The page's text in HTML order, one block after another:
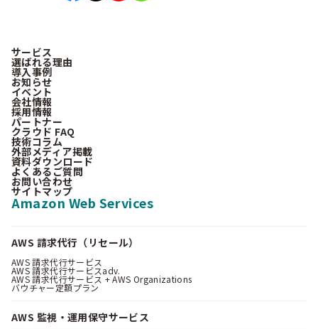
サービス
選ばれる理由
導入事例
お知らせ
イベント
会社情報
採用情報
パートナー
クラウド FAQ
技術コラム
外部メディア掲載
資料ダウンロード
よくあるご質問
お問い合わせ
サイトマップ
Amazon Web Services
AWS 請求代行（リセール）
AWS 請求代行サービス
AWS 請求代行サービスadv.
AWS 請求代行サービス + AWS Organizations
バウチャー定額プラン
AWS 監視・運用保守サービス